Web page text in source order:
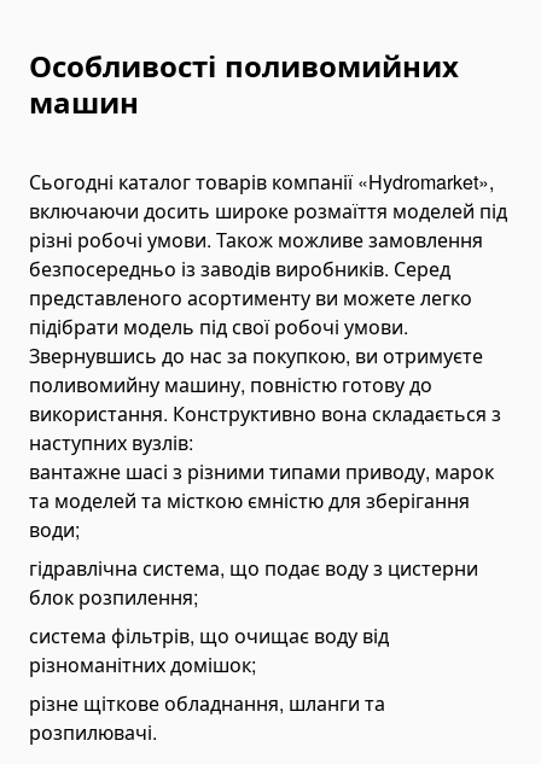
Hose Crimping Tools
Hydraulic Presses
Hydraulic Cable Cutters
Battery Cable Cutters
Cable Stripping Tools
Rebar Cutting Tools
Rebar Cutting Machines
Rebar Cutting Shears
Wire Rope Cutters
Bending Tools
Rebar Bending Machines
Busbar Bending Tools
Гідравлічні трубогиби
Bending Pipa Manual
Electric Pipe Benders
Punching and Pressing Tools
Hydraulic Presses
Pneumatic Punching Machines
Особливості поливомийних
машин
Сьогодні каталог товарів компанії «Hydromarket»,
включаючи досить широке розмаїття моделей під
різні робочі умови. Також можливе замовлення
безпосередньо із заводів виробників. Серед
представленого асортименту ви можете легко
підібрати модель під свої робочі умови.
Звернувшись до нас за покупкою, ви отримуєте
поливомийну машину, повністю готову до
використання. Конструктивно вона складається з
наступних вузлів:
вантажне шасі з різними типами приводу, марок
та моделей та місткою ємністю для зберігання
води;
гідравлічна система, що подає воду з цистерни
блок розпилення;
система фільтрів, що очищає воду від
різноманітних домішок;
різне щіткове обладнання, шланги та
розпилювачі.